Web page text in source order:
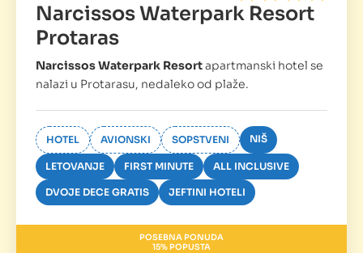
Narcissos Waterpark Resort
Protaras
Narcissos Waterpark Resortapartmanski hotel se
nalazi u Protarasu, nedaleko od plaže.
HOTEL AVIONSKI SOPSTVENI NIŠ
LETOVANJE FIRST MINUTE ALL INCLUSIVE
DVOJE DECE GRATIS JEFTINI HOTELI
POSEBNA PONUDA
15% POPUSTA